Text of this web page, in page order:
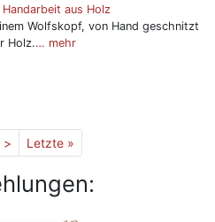
aus Holz
Wolfskopf, von Hand geschnitzt
Holz.… mehr
> Letzte »